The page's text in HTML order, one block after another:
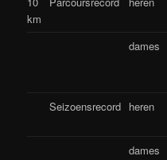
km
dames
Seizoensrecord heren
dames